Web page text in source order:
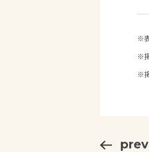
※
※
※
prev